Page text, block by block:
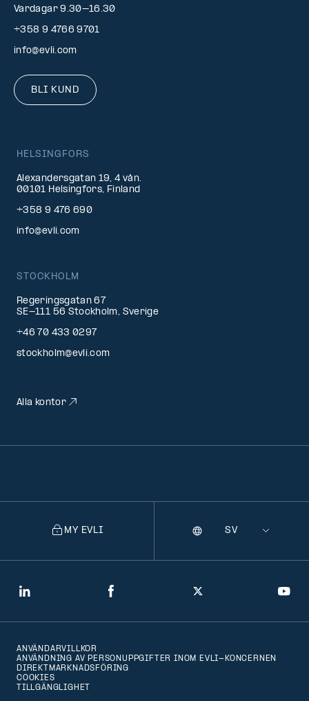
Vardagar 9.30–16.30
+358 9 4766 9701
info@evli.com
BLI KUND
HELSINGFORS
Alexandersgatan 19, 4 vån.
00101 Helsingfors, Finland
+358 9 476 690
info@evli.com
STOCKHOLM
Regeringsgatan 67
SE-111 56 Stockholm, Sverige
+46 70 433 0297
stockholm@evli.com
Alla kontor
LinkedIn Facebook Twitter
MY EVLI
Selecting
that
Språk
ANVÄNDARVILLKOR
ANVÄNDNING AV PERSONUPPGIFTER INOM EVLI-KONCERNEN
DIREKTMARKNADSFÖRING
COOKIES
TILLGÄNGLIGHET